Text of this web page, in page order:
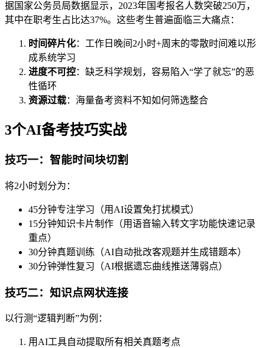
据国家公务员局数据显示，2023年国考报名人数突破250万，
其中在职考生占比达37%。这些考生普遍面临三大痛点：
时间碎片化：工作日晚间2小时+周末的零散时间难以形
成系统学习
进度不可控：缺乏科学规划，容易陷入“学了就忘”的恶
性循环
资源过载：海量备考资料不知如何筛选整合
3个AI备考技巧实战
技巧一：智能时间块切割
将2小时划分为：
45分钟专注学习（用AI设置免打扰模式）
15分钟知识卡片制作（用语音输入转文字功能快速记录
重点）
30分钟真题训练（AI自动批改客观题并生成错题本）
30分钟弹性复习（AI根据遗忘曲线推送薄弱点）
技巧二：知识点网状连接
以行测“逻辑判断”为例：
用AI工具自动提取所有相关真题考点